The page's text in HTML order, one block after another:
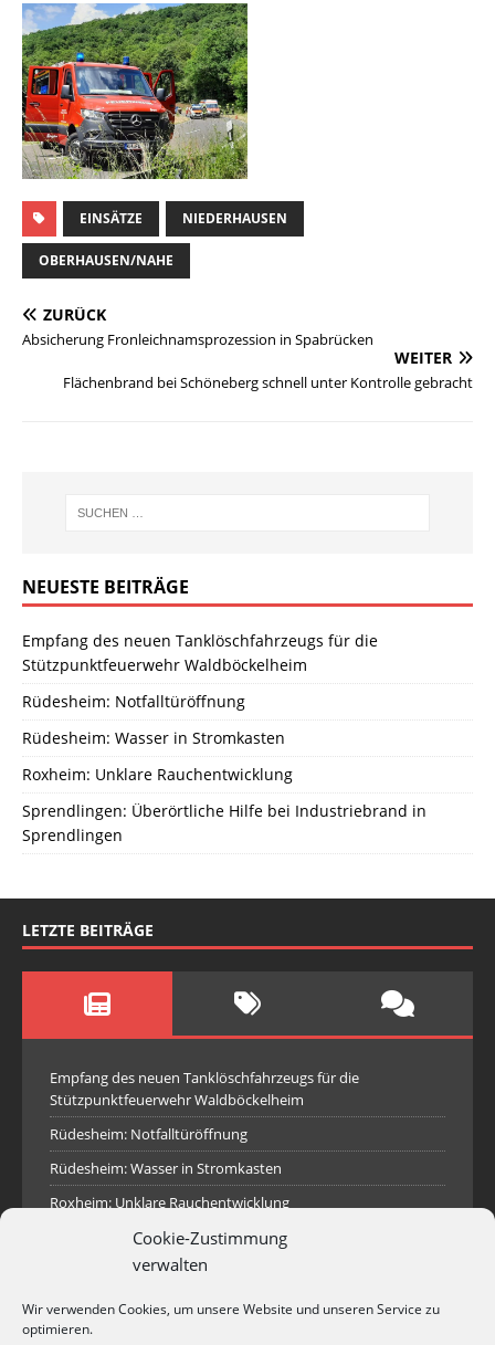
Cookie-Zustimmung
verwalten
Wir verwenden Cookies, um unsere Website und unseren Service zu
optimieren.
EINSÄTZE NIEDERHAUSEN
OBERHAUSEN/NAHE
ZURÜCK
Absicherung Fronleichnamsprozession in Spabrücken
WEITER
Flächenbrand bei Schöneberg schnell unter Kontrolle gebracht
NEUESTE BEITRÄGE
Empfang des neuen Tanklöschfahrzeugs für die
Stützpunktfeuerwehr Waldböckelheim
Rüdesheim: Notfalltüröffnung
Rüdesheim: Wasser in Stromkasten
Roxheim: Unklare Rauchentwicklung
Sprendlingen: Überörtliche Hilfe bei Industriebrand in
Sprendlingen
LETZTE BEITRÄGE
Empfang des neuen Tanklöschfahrzeugs für die
Stützpunktfeuerwehr Waldböckelheim
Rüdesheim: Notfalltüröffnung
Rüdesheim: Wasser in Stromkasten
Roxheim: Unklare Rauchentwicklung
Sprendlingen: Überörtliche Hilfe bei Industriebrand in
Sprendlingen
Rüdesheim: Aufgerissener Dieseltank